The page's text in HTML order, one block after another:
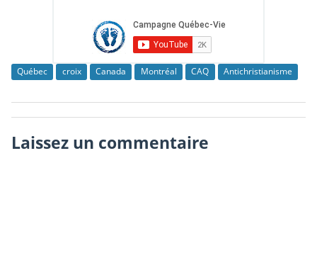
Québec croix Canada Montréal CAQ Antichristianisme
Laissez un commentaire